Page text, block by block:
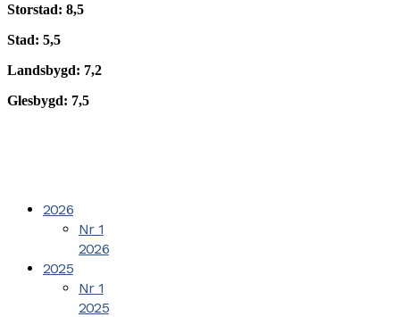
Storstad: 8,5
Stad: 5,5
Landsbygd: 7,2
Glesbygd: 7,5
2026
Nr 1
2026
2025
Nr 1
2025